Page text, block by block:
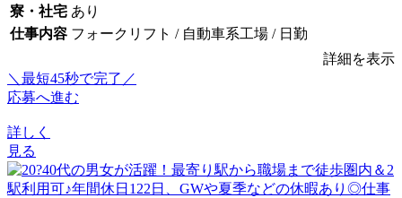
寮・社宅 あり
仕事内容 フォークリフト / 自動車系工場 / 日勤
詳細を表示
＼最短45秒で完了／
応募へ進む
詳しく
見る